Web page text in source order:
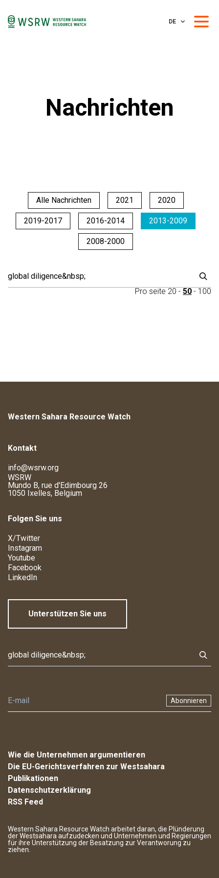
DE
Nachrichten
Alle Nachrichten 2021 2020
2019-2017 2016-2014 2013-2009
2008-2000
Pro seite 20 - 50 - 100
Western Sahara Resource Watch
Kontakt
info@wsrw.org
WSRW
Mundo B, rue d'Edimbourg 26
1050 Ixelles, Belgium
Folgen Sie uns
X/Twitter
Instagram
Youtube
Facebook
LinkedIn
Unterstützen Sie uns
Abonnieren
Wie die Unternehmen argumentieren
Die EU-Gerichtsverfahren zur Westsahara
Publikationen
Datenschutzerklärung
RSS Feed
Western Sahara Resource Watch arbeitet daran, die Plünderung
der Westsahara aufzudecken und Unternehmen und Regierungen
für ihre Unterstützung der Besatzung zur Verantworung zu
ziehen.